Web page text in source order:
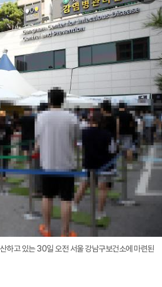
미
지
확
대
하고 있는 30일 오전 서울 강남구보건소에 마련된